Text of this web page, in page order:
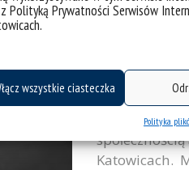
Polityką Prywatności Serwisów
wszystkie ciasteczka
Polityka
Zmarł prof.
Z
Goika
Uczniom
Katowicach.